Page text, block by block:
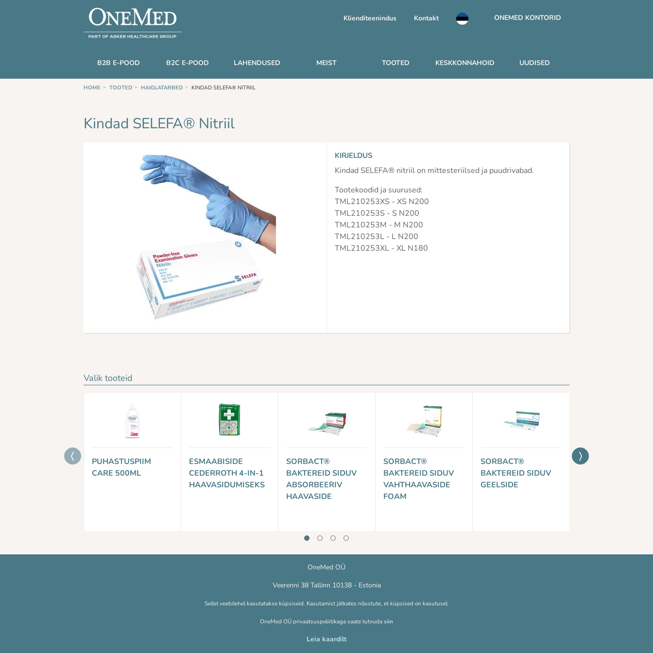
Klienditeenindus Kontakt ONEMED KONTORID
B2B E-POOD B2C E-POOD LAHENDUSED MEIST TOOTED KESKKONNAHOID UUDISED
HOME TOOTED HAIGLATARBED KINDAD SELEFA® NITRIIL
Kindad SELEFA® Nitriil
KIRJELDUS
Kindad SELEFA® nitriil on mittesteriilsed ja puudrivabad.
Tootekoodid ja suurused:
TML210253XS - XS N200
TML210253S - S N200
TML210253M - M N200
TML210253L - L N200
TML210253XL - XL N180
Valik tooteid
PUHASTUSPIIM
CARE 500ML
ESMAABISIDE
CEDERROTH 4-IN-1
HAAVASIDUMISEKS
SORBACT®
BAKTEREID SIDUV
ABSORBEERIV
HAAVASIDE
SORBACT®
BAKTEREID SIDUV
VAHTHAAVASIDE
FOAM
SORBACT®
BAKTEREID SIDUV
GEELSIDE
SORBACT®
OneMed OÜ
Veerenni 38 Tallinn 10138 - Estonia
Sellel veebilehel kasutatakse küpsiseid. Kasutamist jätkates nõustute, et küpsised on kasutusel.
OneMed OÜ privaatsuspoliitikaga saate tutvudasiin
Leia kaardilt